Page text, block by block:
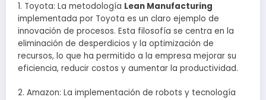
1. Toyota: La metodología Lean Manufacturing
implementada por Toyota es un claro ejemplo de
innovación de procesos. Esta filosofía se centra en la
eliminación de desperdicios y la optimización de
recursos, lo que ha permitido a la empresa mejorar su
eficiencia, reducir costos y aumentar la productividad.
2. Amazon: La implementación de robots y tecnología